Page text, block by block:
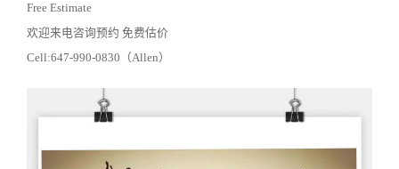
Free Estimate
欢迎来电咨询预约 免费估价
Cell:647-990-0830（Allen）